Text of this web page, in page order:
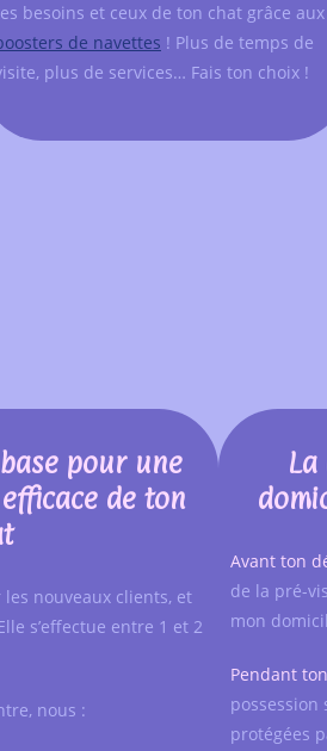
besoins et ceux de ton chat grâce aux
de navettes ! Plus de temps de
plus de services… Fais ton choix !
pour une
de ton
les nouveaux clients, et
s’effectue entre 1 et 2
nous :
Avant ton
de la pré-
mon
Pendant
possession
protégées